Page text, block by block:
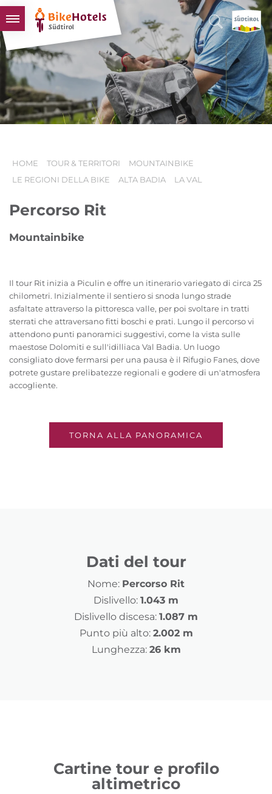
BIKEHOTELS
HOTELS & PACCHETTI
TOUR & TERRITORI
L'ALTO ADIGE & NOI
HOME TOUR & TERRITORI
MOUNTAINBIKE
LE REGIONI DELLA BIKE
ALTA BADIA LA VAL
Percorso Rit
Mountainbike
Il tour Rit inizia a Piculin e offre un itinerario variegato di circa 25
chilometri. Inizialmente il sentiero si snoda lungo strade
asfaltate attraverso la pittoresca valle, per poi svoltare in tratti
sterrati che attraversano fitti boschi e prati. Lungo il percorso vi
attendono punti panoramici suggestivi, come la vista sulle
maestose Dolomiti e sull'idilliaca Val Badia. Un luogo
consigliato dove fermarsi per una pausa è il Rifugio Fanes, dove
potrete gustare prelibatezze regionali e godere di un'atmosfera
accogliente.
TORNA ALLA PANORAMICA
Dati del tour
Nome: Percorso Rit
Dislivello: 1.043 m
Dislivello discesa: 1.087 m
Punto più alto: 2.002 m
Lunghezza: 26 km
Cartine tour e profilo
altimetrico